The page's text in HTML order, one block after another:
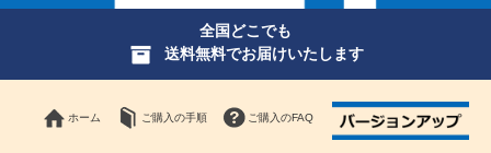
全国どこでも
送料無料でお届けいたします
ホーム ご購入の手順 ご購入のFAQ